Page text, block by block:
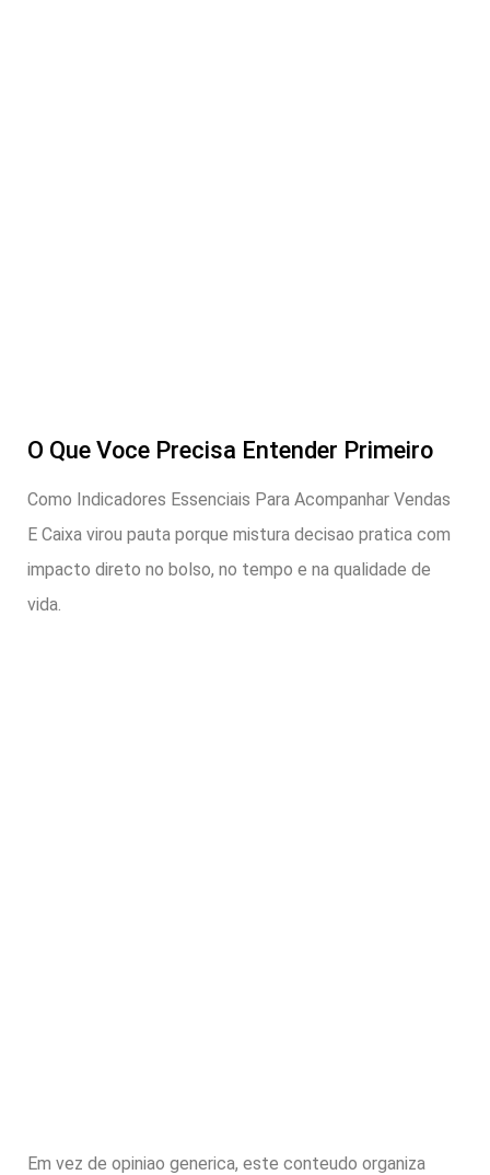
O Que Voce Precisa Entender Primeiro
Como Indicadores Essenciais Para Acompanhar Vendas
E Caixa virou pauta porque mistura decisao pratica com
impacto direto no bolso, no tempo e na qualidade de
vida.
Em vez de opiniao generica, este conteudo organiza